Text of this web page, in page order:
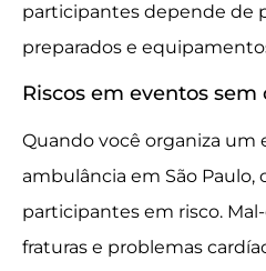
participantes depende de
preparados e
Riscos em eventos
Quando você organiza um
ambulância em São Paulo,
participantes em risco.
fraturas e problemas